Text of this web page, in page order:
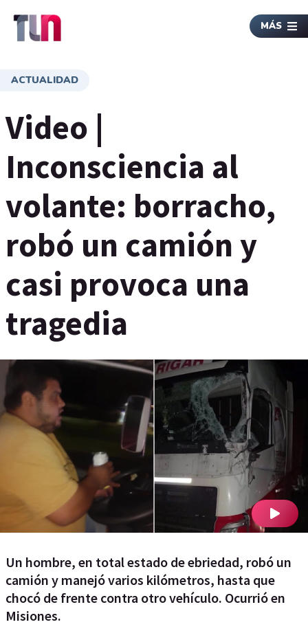
MÁS
ACTUALIDAD
Video |
Inconsciencia al
volante: borracho,
robó un camión y
casi provoca una
tragedia
Un hombre, en total estado de ebriedad, robó un
camión y manejó varios kilómetros, hasta que
chocó de frente contra otro vehículo. Ocurrió en
Misiones.